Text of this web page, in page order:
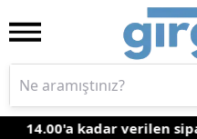
14.00'a kadar verilen